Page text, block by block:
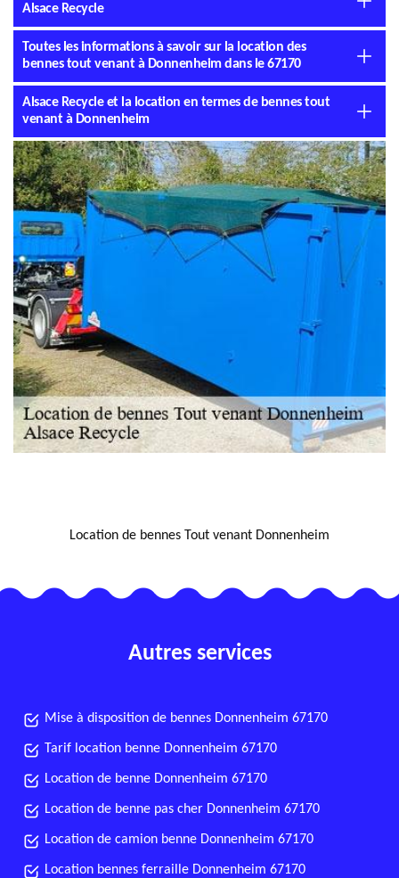
Alsace Recycle
Toutes les informations à savoir sur la location des
bennes tout venant à Donnenheim dans le 67170
Alsace Recycle et la location en termes de bennes tout
venant à Donnenheim
Location de bennes Tout venant Donnenheim
Autres services
Mise à disposition de bennes Donnenheim 67170
Tarif location benne Donnenheim 67170
Location de benne Donnenheim 67170
Location de benne pas cher Donnenheim 67170
Location de camion benne Donnenheim 67170
Location bennes ferraille Donnenheim 67170